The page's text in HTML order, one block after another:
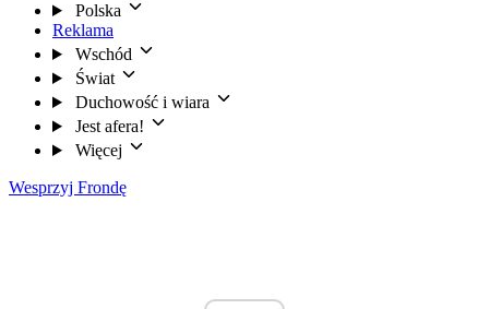
Polska
Reklama
Wschód
Świat
Duchowość i wiara
Jest afera!
Więcej
Wesprzyj Frondę